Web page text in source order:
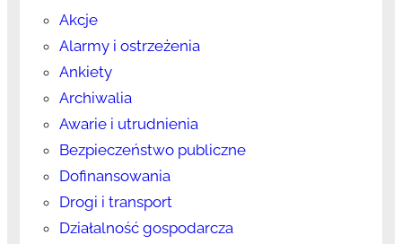
Akcje
Alarmy i ostrzeżenia
Ankiety
Archiwalia
Awarie i utrudnienia
Bezpieczeństwo publiczne
Dofinansowania
Drogi i transport
Działalność gospodarcza